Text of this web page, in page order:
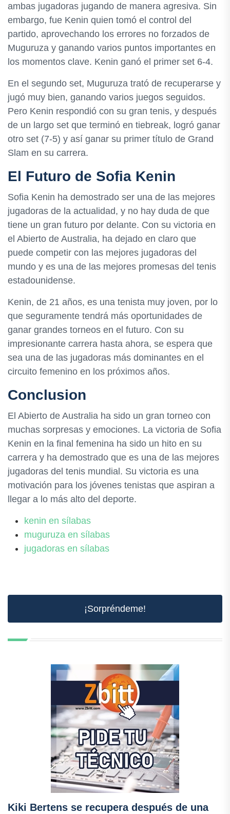
ambas jugadoras jugando de manera agresiva. Sin
embargo, fue Kenin quien tomó el control del
partido, aprovechando los errores no forzados de
Muguruza y ganando varios puntos importantes en
los momentos clave. Kenin ganó el primer set 6-4.
En el segundo set, Muguruza trató de recuperarse y
jugó muy bien, ganando varios juegos seguidos.
Pero Kenin respondió con su gran tenis, y después
de un largo set que terminó en tiebreak, logró ganar
otro set (7-5) y así ganar su primer título de Grand
Slam en su carrera.
El Futuro de Sofia Kenin
Sofia Kenin ha demostrado ser una de las mejores
jugadoras de la actualidad, y no hay duda de que
tiene un gran futuro por delante. Con su victoria en
el Abierto de Australia, ha dejado en claro que
puede competir con las mejores jugadoras del
mundo y es una de las mejores promesas del tenis
estadounidense.
Kenin, de 21 años, es una tenista muy joven, por lo
que seguramente tendrá más oportunidades de
ganar grandes torneos en el futuro. Con su
impresionante carrera hasta ahora, se espera que
sea una de las jugadoras más dominantes en el
circuito femenino en los próximos años.
Conclusion
El Abierto de Australia ha sido un gran torneo con
muchas sorpresas y emociones. La victoria de Sofia
Kenin en la final femenina ha sido un hito en su
carrera y ha demostrado que es una de las mejores
jugadoras del tenis mundial. Su victoria es una
motivación para los jóvenes tenistas que aspiran a
llegar a lo más alto del deporte.
kenin en sílabas
muguruza en sílabas
jugadoras en sílabas
¡Sorpréndeme!
Kiki Bertens se recupera después de una